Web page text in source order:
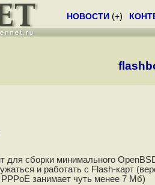
НОВОСТИ (+)
для сборки минимального
и работать с Flash-карт
занимает чуть менее 7 Мб)